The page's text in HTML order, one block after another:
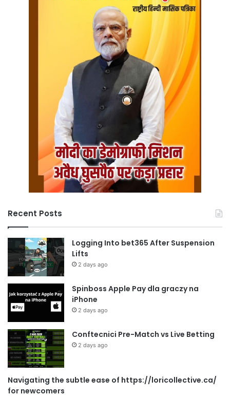
Recent Posts
Logging Into bet365 After Suspension
Lifts
2 days ago
Spinboss Apple Pay dla graczy na
iPhone
2 days ago
Conftecnici Pre-Match vs Live Betting
2 days ago
Navigating the subtle ease of https://loricollective.ca/
for newcomers